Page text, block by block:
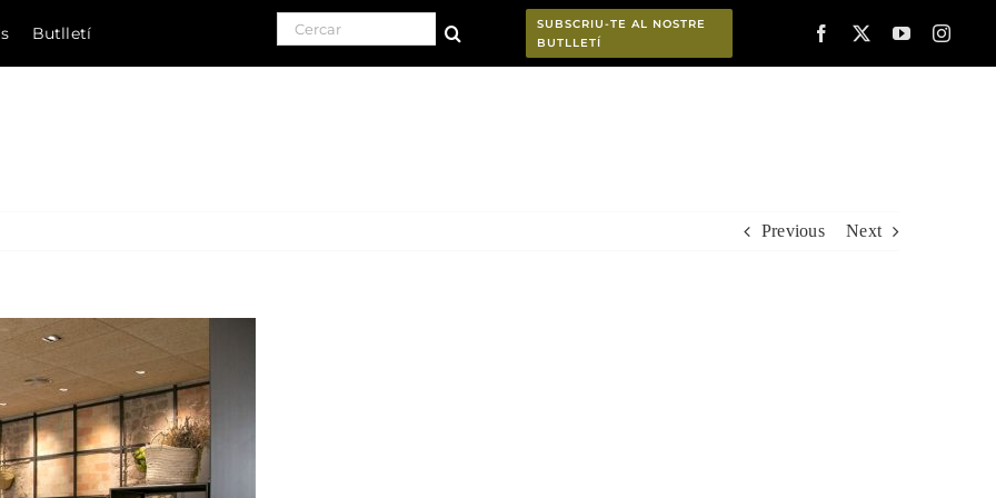
Butlletí Search for:
SUBSCRIU-TE AL NOSTRE
BUTLLETÍ
Previous Next